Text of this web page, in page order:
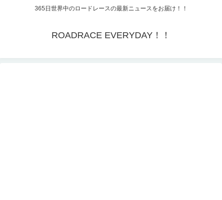
365日世界中のロードレースの最新ニュースをお届け！！
ROADRACE EVERYDAY！！